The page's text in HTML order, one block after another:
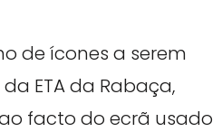
de ícones a serem
ETA da Rabaça,
facto do ecrã usado